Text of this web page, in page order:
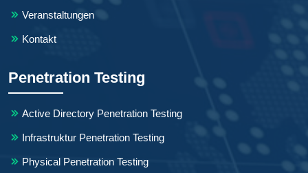
Veranstaltungen
Kontakt
Penetration Testing
Active Directory Penetration Testing
Infrastruktur Penetration Testing
Physical Penetration Testing